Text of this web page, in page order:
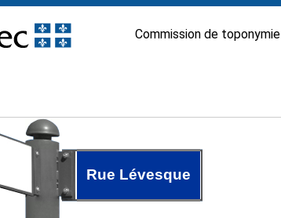
Commission de toponymie
Rue Lévesque